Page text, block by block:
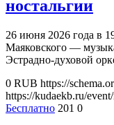
ностальгии
26 июня 2026 года в
Маяковского —
Эстрадно-духовой
0 RUB https://
https://kudaekb.ru/
Бесплатно 201 0